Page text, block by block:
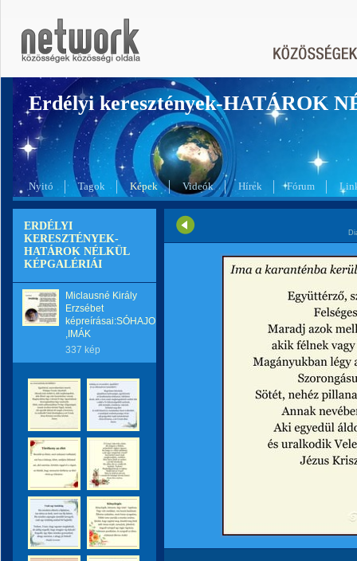
Erdélyi keresztények-HATÁROK
Nyitó Tagok Képek Videók Hírek Fórum
ERDÉLYI
KERESZTÉNYEK-
HATÁROK NÉLKÜL
KÉPGALÉRIÁI
Miclausné Király
Erzsébet
képreírásai:SÓHAJOK
,IMÁK
337 kép